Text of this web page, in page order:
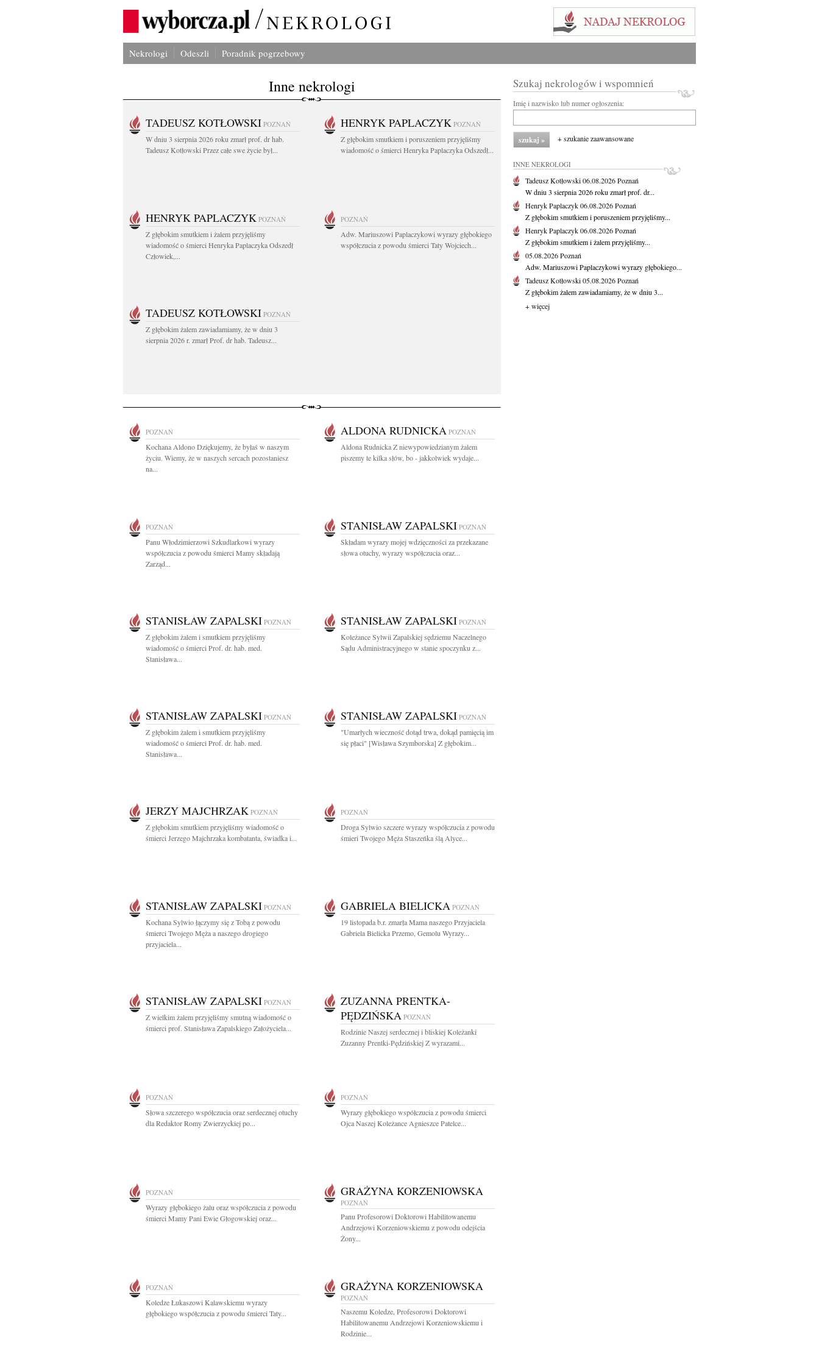
Nekrologi Odeszli Poradnik pogrzebowy
Inne nekrologi
TADEUSZ KOTŁOWSKI POZNAŃ
W dniu 3 sierpnia 2026 roku zmarł prof. dr hab.
Tadeusz Kotłowski Przez całe swe życie był...
HENRYK PAPLACZYK POZNAŃ
Z głębokim smutkiem i poruszeniem przyjęliśmy
wiadomość o śmierci Henryka Paplaczyka Odszedł...
HENRYK PAPLACZYK POZNAŃ
Z głębokim smutkiem i żalem przyjęliśmy
wiadomość o śmierci Henryka Paplaczyka Odszedł
Człowiek,...
POZNAŃ
Adw. Mariuszowi Paplaczykowi wyrazy głębokiego
współczucia z powodu śmierci Taty Wojciech...
TADEUSZ KOTŁOWSKI POZNAŃ
Z głębokim żalem zawiadamiamy, że w dniu 3
sierpnia 2026 r. zmarł Prof. dr hab. Tadeusz...
POZNAŃ
Kochana Aldono Dziękujemy, że byłaś w naszym
życiu. Wiemy, że w naszych sercach pozostaniesz
na...
ALDONA RUDNICKA POZNAŃ
Aldona Rudnicka Z niewypowiedzianym żalem
piszemy te kilka słów, bo - jakkolwiek wydaje...
POZNAŃ
Panu Włodzimierzowi Szkudlarkowi wyrazy
współczucia z powodu śmierci Mamy składają
Zarząd...
STANISŁAW ZAPALSKI POZNAŃ
Składam wyrazy mojej wdzięczności za przekazane
słowa otuchy, wyrazy współczucia oraz...
STANISŁAW ZAPALSKI POZNAŃ
Z głębokim żalem i smutkiem przyjęliśmy
wiadomość o śmierci Prof. dr. hab. med.
Stanisława...
STANISŁAW ZAPALSKI POZNAŃ
Koleżance Sylwii Zapalskiej sędziemu Naczelnego
Sądu Administracyjnego w stanie spoczynku z...
STANISŁAW ZAPALSKI POZNAŃ
Z głębokim żalem i smutkiem przyjęliśmy
wiadomość o śmierci Prof. dr. hab. med.
Stanisława...
STANISŁAW ZAPALSKI POZNAŃ
"Umarłych wieczność dotąd trwa, dokąd pamięcią im
się płaci" [Wisława Szymborska] Z głębokim...
JERZY MAJCHRZAK POZNAŃ
Z głębokim smutkiem przyjęliśmy wiadomość o
śmierci Jerzego Majchrzaka kombatanta, świadka i...
POZNAŃ
Droga Sylwio szczere wyrazy współczucia z powodu
śmieri Twojego Męża Staszeńka ślą Alyce...
STANISŁAW ZAPALSKI POZNAŃ
Kochana Sylwio łączymy się z Tobą z powodu
śmierci Twojego Męża a naszego drogiego
przyjaciela...
GABRIELA BIELICKA POZNAŃ
19 listopada b.r. zmarła Mama naszego Przyjaciela
Gabriela Bielicka Przemo, Gemolu Wyrazy...
STANISŁAW ZAPALSKI POZNAŃ
Z wielkim żalem przyjęliśmy smutną wiadomość o
śmierci prof. Stanisława Zapalskiego Założyciela...
ZUZANNA PRENTKA-
PĘDZIŃSKA POZNAŃ
Rodzinie Naszej serdecznej i bliskiej Koleżanki
Zuzanny Prentki-Pędzińskiej Z wyrazami...
POZNAŃ
Słowa szczerego współczucia oraz serdecznej otuchy
dla Redaktor Romy Zwierzyckiej po...
POZNAŃ
Wyrazy głębokiego współczucia z powodu śmierci
Ojca Naszej Koleżance Agnieszce Patelce...
POZNAŃ
Wyrazy głębokiego żalu oraz współczucia z powodu
śmierci Mamy Pani Ewie Głogowskiej oraz...
GRAŻYNA KORZENIOWSKA
POZNAŃ
Panu Profesorowi Doktorowi Habilitowanemu
Andrzejowi Korzeniowskiemu z powodu odejścia
Żony...
POZNAŃ
Koledze Łukaszowi Kalawskiemu wyrazy
głębokiego współczucia z powodu śmierci Taty...
GRAŻYNA KORZENIOWSKA
POZNAŃ
Naszemu Koledze, Profesorowi Doktorowi
Habilitowanemu Andrzejowi Korzeniowskiemu i
Rodzinie...
Szukaj nekrologów i wspomnień
Imię i nazwisko lub numer ogłoszenia:
+ szukanie zaawansowane
INNE NEKROLOGI
Tadeusz Kotłowski06.08.2026Poznań
W dniu 3 sierpnia 2026 roku zmarł prof. dr...
Henryk Paplaczyk06.08.2026Poznań
Z głębokim smutkiem i poruszeniem przyjęliśmy...
Henryk Paplaczyk06.08.2026Poznań
Z głębokim smutkiem i żalem przyjęliśmy...
05.08.2026Poznań
Adw. Mariuszowi Paplaczykowi wyrazy głębokiego...
Tadeusz Kotłowski05.08.2026Poznań
Z głębokim żalem zawiadamiamy, że w dniu 3...
+ więcej